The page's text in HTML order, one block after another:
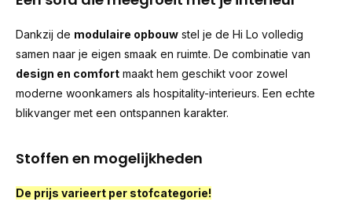
Dankzij de modulaire opbouw stel je de Hi Lo volledig
samen naar je eigen smaak en ruimte. De combinatie van
design en comfort maakt hem geschikt voor zowel
moderne woonkamers als hospitality-interieurs. Een echte
blikvanger met een ontspannen karakter.
Stoffen en mogelijkheden
De prijs varieert per stofcategorie!